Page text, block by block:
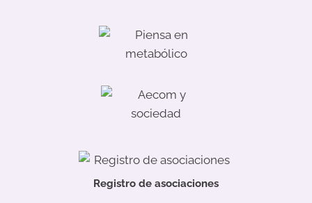
Registro de asociaciones